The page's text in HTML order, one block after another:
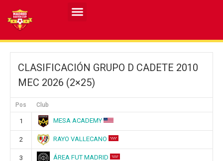
CLASIFICACIÓN GRUPO D CADETE 2010
MEC 2026 (2×25)
Pos Club
1 MESA ACADEMY
2 RAYO VALLECANO
3 ÁREA FUT MADRID